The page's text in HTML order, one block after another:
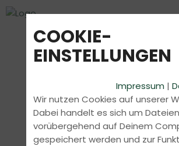
COOKIE-
EINSTELLUNGEN
Impressum |
Wir nutzen Cookies auf unserer
Dabei handelt es sich um
vorübergehend auf Deinem
gespeichert werden und zur